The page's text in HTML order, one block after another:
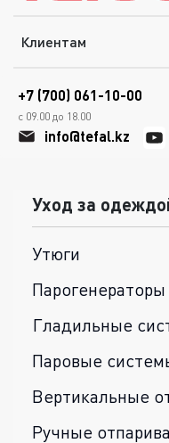
Клиентам
+7 (700) 061-10-00
с 09.00 до 18.00
info@tefal.kz
Уход за
Утюги
Парогенераторы
Гладильные
Паровые
Вертикальные
Ручные